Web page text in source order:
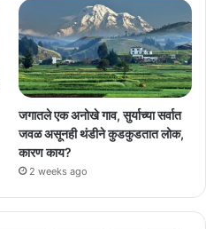
जगातले एक अनोखे गाव, सुर्याच्या सर्वात
जवळ असूनही थंडीने कुडकुडतात लोक,
कारण काय?
2 weeks ago